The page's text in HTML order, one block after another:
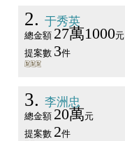
2 于秀英
總金額 27萬1000元
提案數 3件
3 李洲忠
總金額 20萬元
提案數 2件